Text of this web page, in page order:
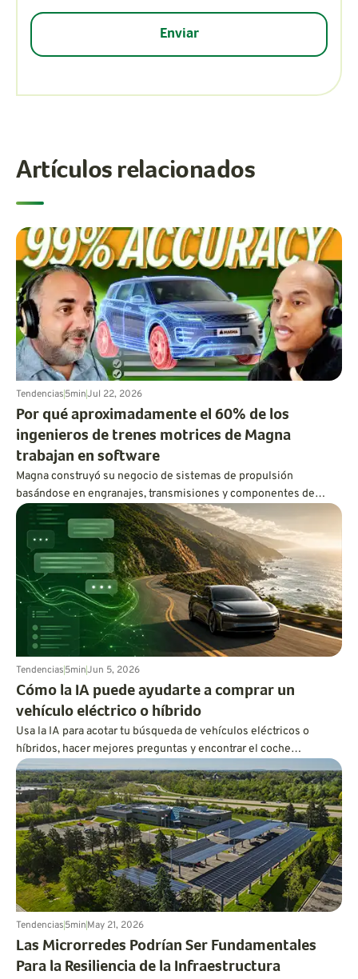
Artículos relacionados
Tendencias5minJul 22, 2026
Por qué aproximadamente el 60% de los
ingenieros de trenes motrices de Magna
trabajan en software
Magna construyó su negocio de sistemas de propulsión
basándose en engranajes, transmisiones y componentes de
tracción a las cuatro ruedas. Hoy en día, aproximadamente el 60
por ciento de su plantilla de ingeniería de sistemas de
propulsión trabaja en software, utilizando código, inteligencia
artificial y gemelos digitales para mejorar el rendimiento de los
vehículos eléctricos e híbridos.
Tendencias5minJun 5, 2026
Cómo la IA puede ayudarte a comprar un
vehículo eléctrico o híbrido
Usa la IA para acotar tu búsqueda de vehículos eléctricos o
híbridos, hacer mejores preguntas y encontrar el coche
ecológico que se adapte a tu estilo de vida antes de ir al
concesionario.
Tendencias5minMay 21, 2026
Las Microrredes Podrían Ser Fundamentales
Para la Resiliencia de la Infraestructura